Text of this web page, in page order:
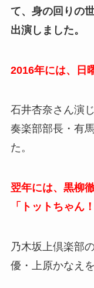
て、身の回りの
出演しました。
2016年には、日
石井杏奈さん演
奏楽部部長・有
た。
翌年には、黒柳
「トットちゃん
乃木坂上倶楽部
優・上原かなえ